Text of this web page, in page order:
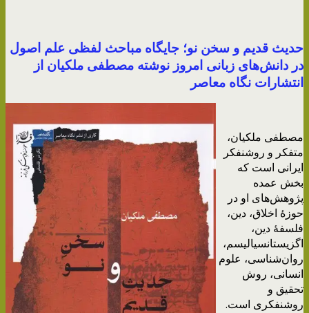
حدیث قدیم و سخن نو؛ جایگاه مباحث لفظی علم اصول
در دانش‌های زبانی امروز نوشته مصطفی ملکیان از
انتشارات نگاه معاصر
مصطفی ملکیان،
متفکر و روشنفکر
ایرانی است که
بخش عمده
پژوهش‌های او در
حوزهٔ اخلاق، دین،
فلسفهٔ دین،
اگزیستانسیالیسم،
روان‌شناسی، علوم
انسانی، روش
تحقیق و
روشنفکری است.